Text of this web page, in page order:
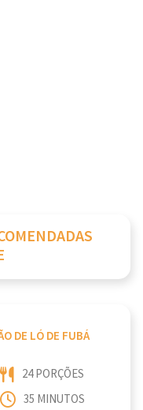
DE LÓ DE FUBÁ
24 PORÇÕES
35 MINUTOS